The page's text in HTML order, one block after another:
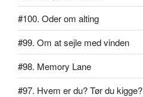
#100. Oder om alting
#99. Om at sejle med vinden
#98. Memory Lane
#97. Hvem er du? Tør du kigge?